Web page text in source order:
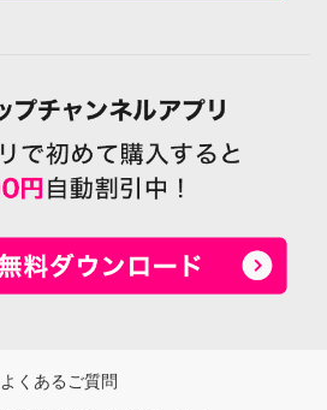
よくあるご質問